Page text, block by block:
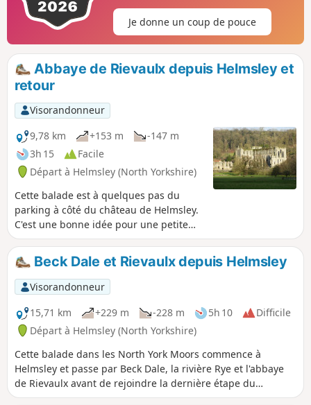
Je donne un coup de pouce
Abbaye de Rievaulx depuis Helmsley et
retour
Visorandonneur
9,78 km
+153 m
-147 m
3h 15
Facile
Départ à Helmsley (North Yorkshire)
Cette balade est à quelques pas du
parking à côté du château de Helmsley.
C'est une bonne idée pour une petite
journée d'hiver ou une journée plus
longue si tu veux explorer les ruines du
château, puis marcher jusqu'à l'abbaye
de Rievaulx et la visiter aussi. Il y a un
bon café à l'abbaye de Rievaulx et plein
de magasins à Helmsley.
Beck Dale et Rievaulx depuis Helmsley
Visorandonneur
15,71 km
+229 m -228 m 5h 10
Difficile
Départ à Helmsley (North Yorkshire)
Cette balade dans les North York Moors commence à
Helmsley et passe par Beck Dale, la rivière Rye et l'abbaye
de Rievaulx avant de rejoindre la dernière étape du
Cleveland Way, du pont de Rievaulx à Helmsley.